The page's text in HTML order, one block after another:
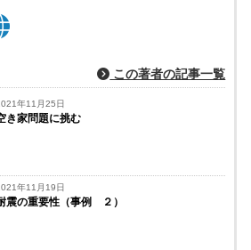
この著者の記事一覧
年11月25日
き家問題に挑む
年11月19日
震の重要性（事例 ２）